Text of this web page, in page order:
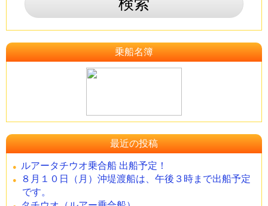
乗船名簿
最近の投稿
ルアータチウオ乗合船 出船予定！
８月１０日（月）沖堤渡船は、午後３時まで出船予定
です。